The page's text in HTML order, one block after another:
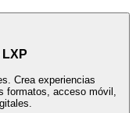
Crea experiencias
acceso móvil,